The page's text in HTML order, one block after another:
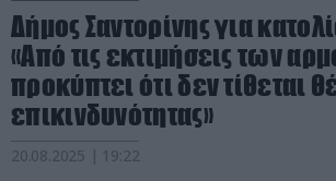
Δήμος Σαντορίνης για
«Από τις εκτιμήσεις των
προκύπτει ότι δεν τίθεται
επικινδυνότητας»
20.08.2025 | 19:22